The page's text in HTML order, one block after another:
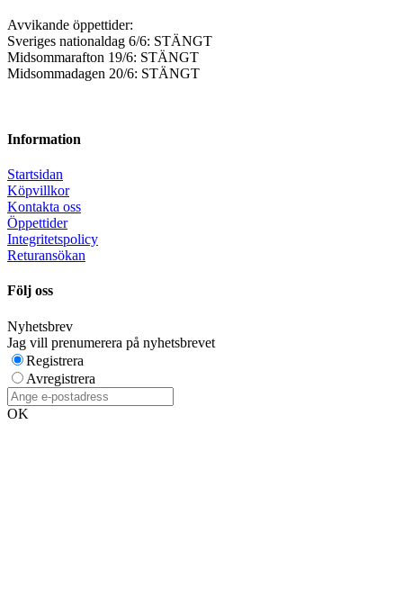
Avvikande öppettider:
Sveriges nationaldag 6/6: STÄNGT
Midsommarafton 19/6: STÄNGT
Midsommadagen 20/6: STÄNGT
Information
Startsidan
Köpvillkor
Kontakta oss
Öppettider
Integritetspolicy
Returansökan
Följ oss
Nyhetsbrev
Jag vill prenumerera på nyhetsbrevet
Registrera
Avregistrera
OK